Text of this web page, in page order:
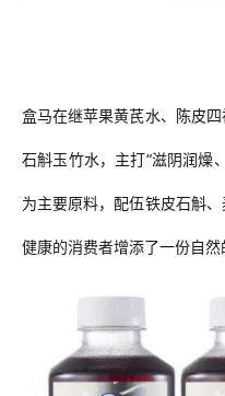
盒马在继苹果黄芪水、陈皮
石斛玉竹水，主打“滋阴润燥
为主要原料，配伍铁皮石斛
健康的消费者增添了一份自然